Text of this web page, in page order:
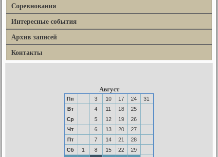
Соревнования
Интересные события
Архив записей
Контакты
Август
Пн 3 10 17 24
31
Вт
4 11 18
25
Ср
5 12 19
26
Чт
6 13 20
27
Пт
7 14 21
28
Сб
1 8 15 22
29